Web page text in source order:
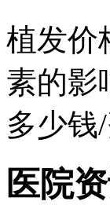
植发价
素的影
多少钱
医院